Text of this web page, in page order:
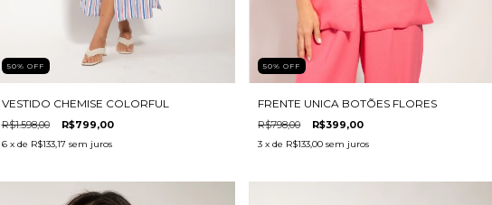
50% OFF
VESTIDO CHEMISE COLORFUL
R$1.598,00 R$799,00
6 x de R$133,17 sem juros
50%OFF
FRENTE UNICA BOTÕES FLORES
R$798,00 R$399,00
3 x de R$133,00 sem juros